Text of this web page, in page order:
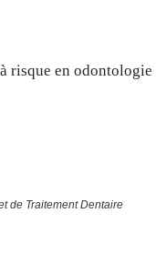
risque en odontologie
de Traitement Dentaire